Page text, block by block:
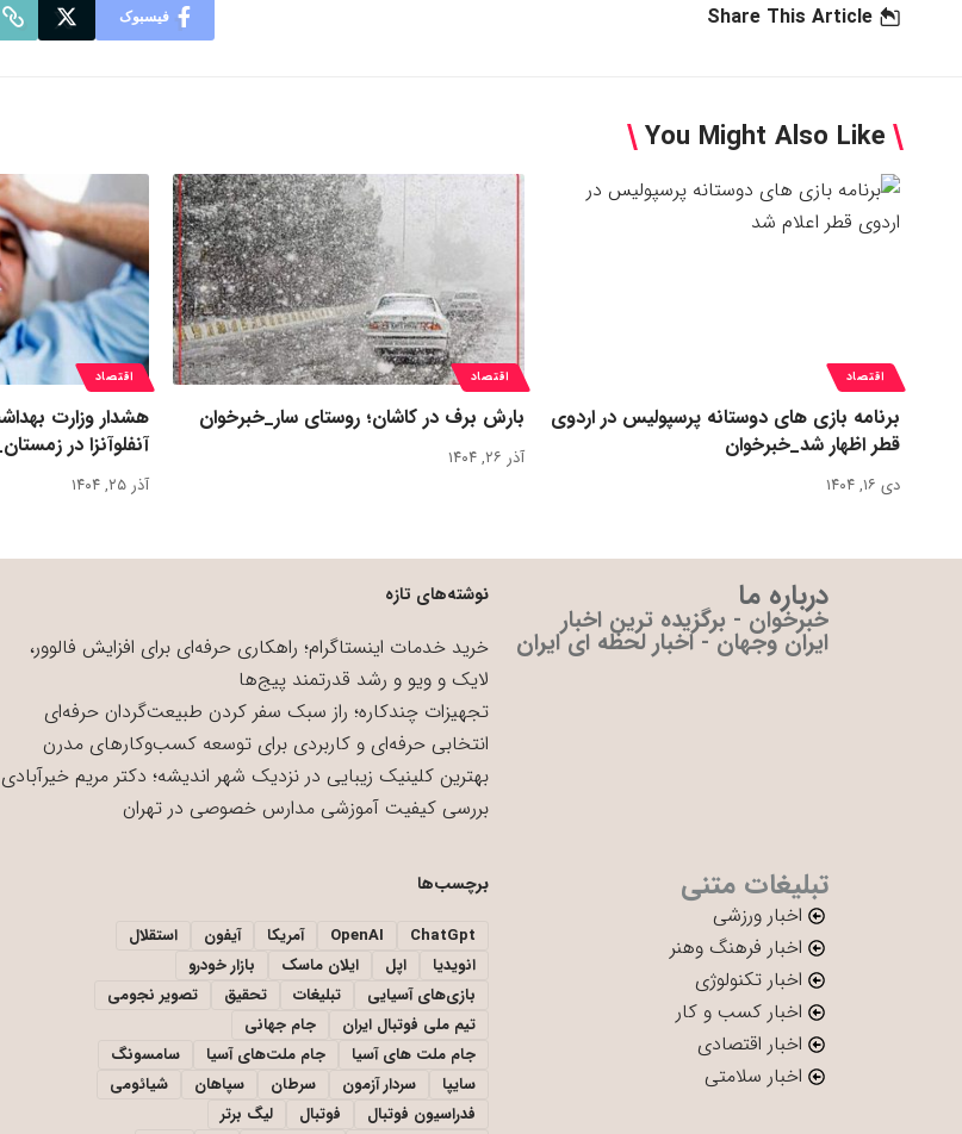
Share This Article فیسبوک
You Might Also Like
اقتصاد
برنامه بازی های دوستانه پرسپولیس در اردوی
قطر اظهار شد_خبرخوان
دی ۱۶, ۱۴۰۴
اقتصاد
بارش برف در کاشان؛ روستای سار_خبرخوان
آذر ۲۶, ۱۴۰۴
اقتصاد
هشدار وزارت
آنفلوآنزا در
آذر ۲۵, ۱۴۰۴
درباره ما
خبرخوان - برگزیده ترین اخبار
ایران وجهان - اخبار لحظه ای ایران
نوشته‌های تازه
خرید خدمات اینستاگرام؛ راهکاری حرفه‌ای برای افزایش فالوور،
لایک و ویو و رشد قدرتمند پیج‌ها
تجهیزات چندکاره؛ راز سبک سفر کردن طبیعت‌گردان حرفه‌ای
انتخابی حرفه‌ای و کاربردی برای توسعه کسب‌وکارهای مدرن
بهترین کلینیک زیبایی در نزدیک شهر اندیشه؛ دکتر مریم خیرآبادی
بررسی کیفیت آموزشی مدارس خصوصی در تهران
تبلیغات متنی
اخبار ورزشی
اخبار فرهنگ وهنر
اخبار تکنولوژی
اخبار کسب و کار
اخبار اقتصادی
اخبار سلامتی
برچسب‌ها
ChatGpt
OpenAI آمریکا آیفون
استقلال
انویدیا
اپل ایلان ماسک
بازار خودرو
بازی‌های آسیایی
تبلیغات تحقیق
تصویر نجومی
تیم ملی فوتبال ایران
جام جهانی
جام ملت های آسیا
جام ملت‌های آسیا
سامسونگ
سایپا
سردار آزمون سرطان سپاهان
شیائومی
فدراسیون فوتبال
فوتبال
لیگ برتر